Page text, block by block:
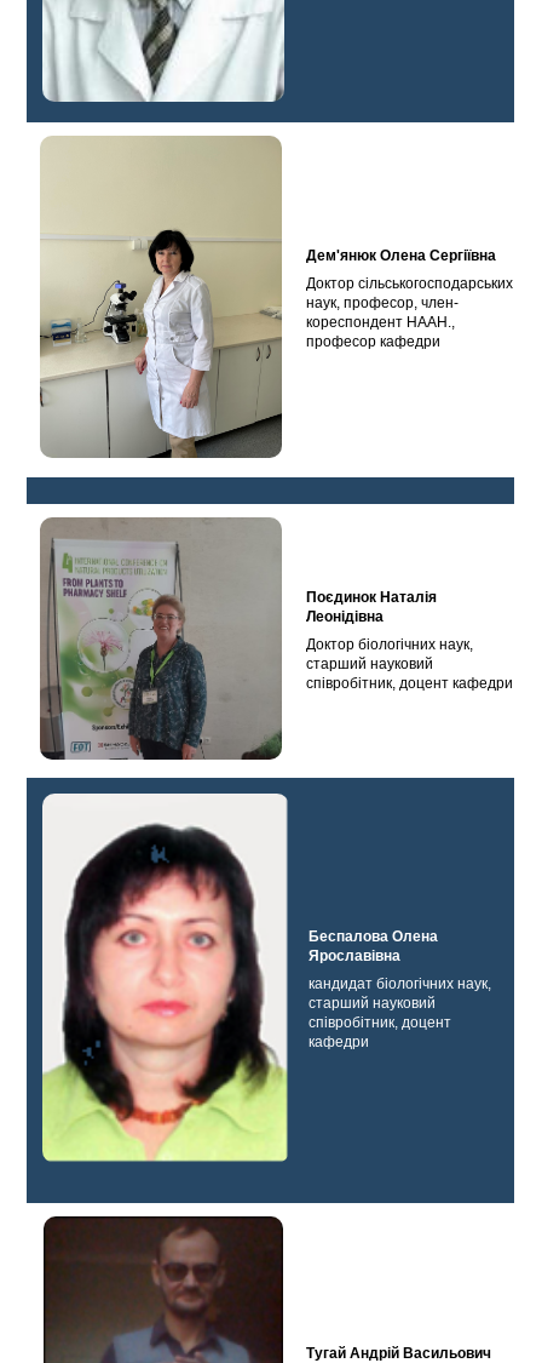
Дем'янюк Олена Сергіївна
Доктор сільськогосподарських
наук, професор, член-
кореспондент НААН.,
професор кафедри
Поєдинок Наталія
Леонідівна
Доктор біологічних наук,
старший науковий
співробітник, доцент кафедри
Беспалова Олена
Ярославівна
кандидат біологічних наук,
старший науковий
співробітник, доцент
кафедри
Тугай Андрій Васильович